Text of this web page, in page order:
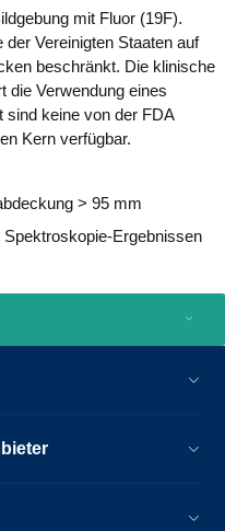
von klinischen
und Patientenkomfort. Der
Anwendern und Patienten
anwendbaren Funktionen
klinischen 3.0T-
des effizienten Workflows
und Kliniker
konfliktfrei planen.
X ein audio-visuelles
Patienten beruhigt und mit
durch die MR-
führt.
mit Fluor (19F).
Vereinigten Staaten auf
beschränkt. Die klinische
die Verwendung eines
keine von der FDA
Kern verfügbar.
​​​​​​​> 95 mm
Ergebnissen